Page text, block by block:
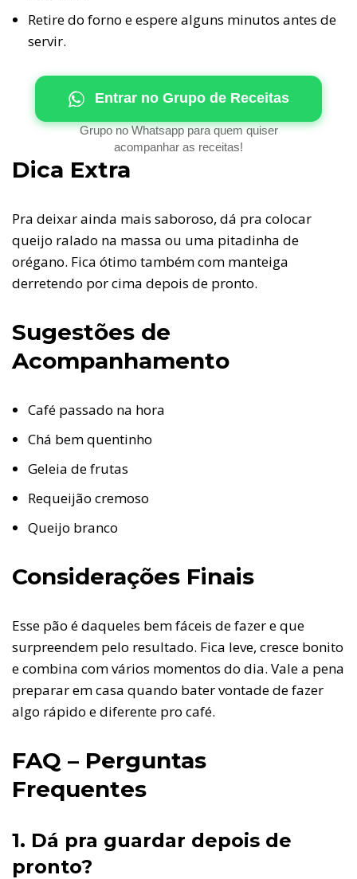
Retire do forno e espere alguns minutos antes de
servir.
Entrar no Grupo de Receitas
Grupo no Whatsapp para quem quiser
acompanhar as receitas!
Dica Extra
Pra deixar ainda mais saboroso, dá pra colocar
queijo ralado na massa ou uma pitadinha de
orégano. Fica ótimo também com manteiga
derretendo por cima depois de pronto.
Sugestões de
Acompanhamento
Café passado na hora
Chá bem quentinho
Geleia de frutas
Requeijão cremoso
Queijo branco
Considerações Finais
Esse pão é daqueles bem fáceis de fazer e que
surpreendem pelo resultado. Fica leve, cresce bonito
e combina com vários momentos do dia. Vale a pena
preparar em casa quando bater vontade de fazer
algo rápido e diferente pro café.
FAQ – Perguntas
Frequentes
1. Dá pra guardar depois de
pronto?